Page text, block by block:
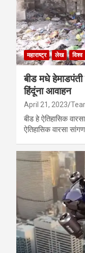
महाराष्ट्र लेख विश्व
बीड मधे
हिंदूंना आवाहन
April 21, 2023
बीड हे ऐतिहासिक
ऐतिहासिक वारसा